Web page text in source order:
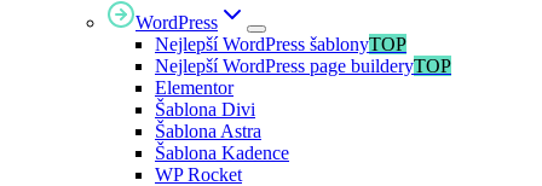
WordPress
Nejlepší WordPress šablonyTOP
Nejlepší WordPress page builderyTOP
Elementor
Šablona Divi
Šablona Astra
Šablona Kadence
WP Rocket